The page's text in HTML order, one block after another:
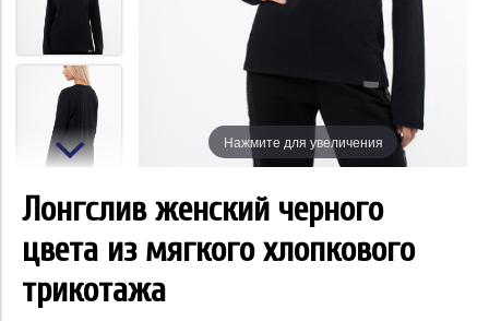
Нажмите для увеличения
Лонгслив женский черного
цвета из мягкого хлопкового
трикотажа